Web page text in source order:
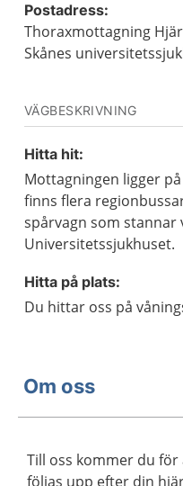
Postadress:
Thoraxmottagning
Skånes
VÄGBESKRIVNING
Hitta hit:
Mottagningen ligger
finns flera
spårvagn som stannar
Universitetssjukhuset.
Hitta på plats:
Du hittar oss på
Om oss
Till oss kommer du
följas upp efter din